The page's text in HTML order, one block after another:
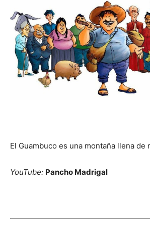
El Guambuco es una montaña llena de
YouTube: Pancho Madrigal